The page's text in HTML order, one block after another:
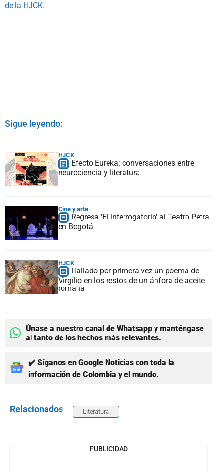
de la HJCK.
Sigue leyendo:
HJCK
Efecto Eureka: conversaciones entre
neurociencia y literatura
Cine y arte
Regresa 'El interrogatorio' al Teatro Petra
en Bogotá
HJCK
Hallado por primera vez un poema de
Virgilio en los restos de un ánfora de aceite
romana
Únase a nuestro canal de Whatsapp y manténgase
al tanto de los hechos más relevantes.
✔️ Síganos en Google Noticias con toda la
información de Colombia y el mundo.
Relacionados Literatura
PUBLICIDAD